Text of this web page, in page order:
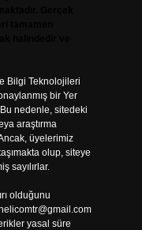
Bilgi Teknolojileri
bir Yer
nedenle, sitedeki
araştırma
üyelerimiz
olup, siteye
sayılırlar.
olduğunu
yasal süre